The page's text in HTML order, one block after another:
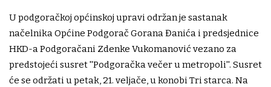
U podgoračkoj općinskoj upravi održan je sastanak
načelnika Općine Podgorač Gorana Đanića i predsjednice
HKD-a Podgoračani Zdenke Vukomanović vezano za
predstojeći susret ''Podgoračka večer u metropoli''. Susret
će se održati u petak, 21. veljače, u konobi Tri starca. Na